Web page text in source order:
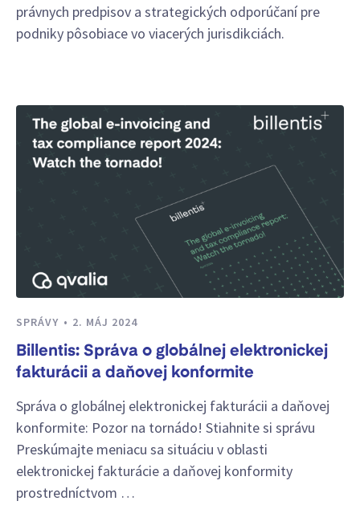
právnych predpisov a strategických odporúčaní pre
podniky pôsobiace vo viacerých jurisdikciách.
SPRÁVY 2. MÁJ 2024
Billentis: Správa o globálnej elektronickej
fakturácii a daňovej konformite
Správa o globálnej elektronickej fakturácii a daňovej
konformite: Pozor na tornádo! Stiahnite si správu
Preskúmajte meniacu sa situáciu v oblasti
elektronickej fakturácie a daňovej konformity
prostredníctvom …